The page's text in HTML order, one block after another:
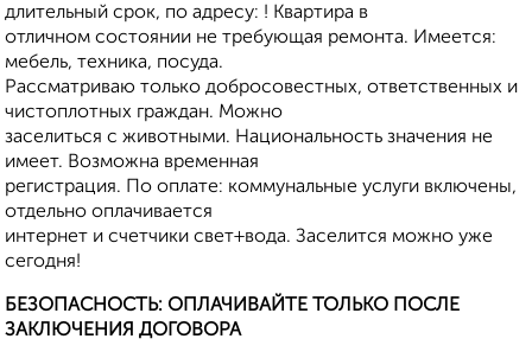
длительный срок, по адресу: ! Квартира в
отличном состоянии не требующая ремонта. Имеется:
мебель, техника, посуда.
Рассматриваю только добросовестных, ответственных и
чистоплотных граждан. Можно
заселиться с животными. Национальность значения не
имеет. Возможна временная
регистрация. По оплате: коммунальные услуги включены,
отдельно оплачивается
интернет и счетчики свет+вода. Заселится можно уже
сегодня!
БЕЗОПАСНОСТЬ: ОПЛАЧИВАЙТЕ ТОЛЬКО ПОСЛЕ
ЗАКЛЮЧЕНИЯ ДОГОВОРА